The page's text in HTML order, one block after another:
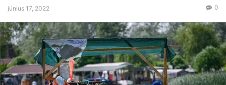
június 17, 2022 0